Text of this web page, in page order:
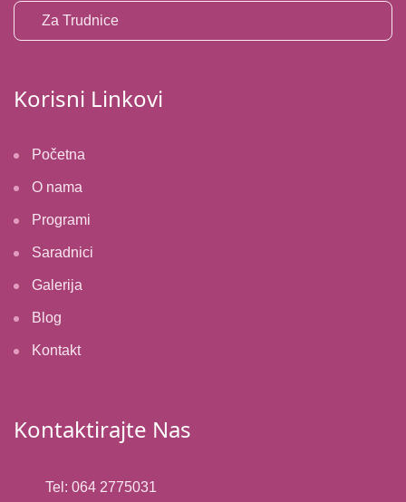
Za Trudnice
Korisni Linkovi
Početna
O nama
Programi
Saradnici
Galerija
Blog
Kontakt
Kontaktirajte Nas
Tel: 064 2775031